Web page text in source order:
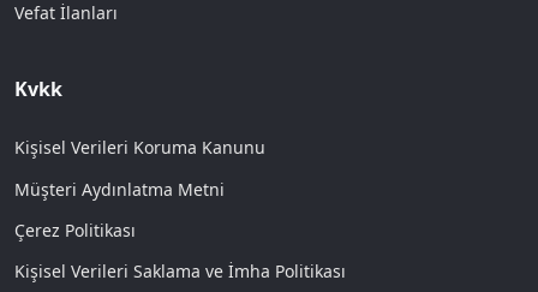
Vefat İlanları
Kvkk
Kişisel Verileri Koruma Kanunu
Müşteri Aydınlatma Metni
Çerez Politikası
Kişisel Verileri Saklama ve İmha Politikası